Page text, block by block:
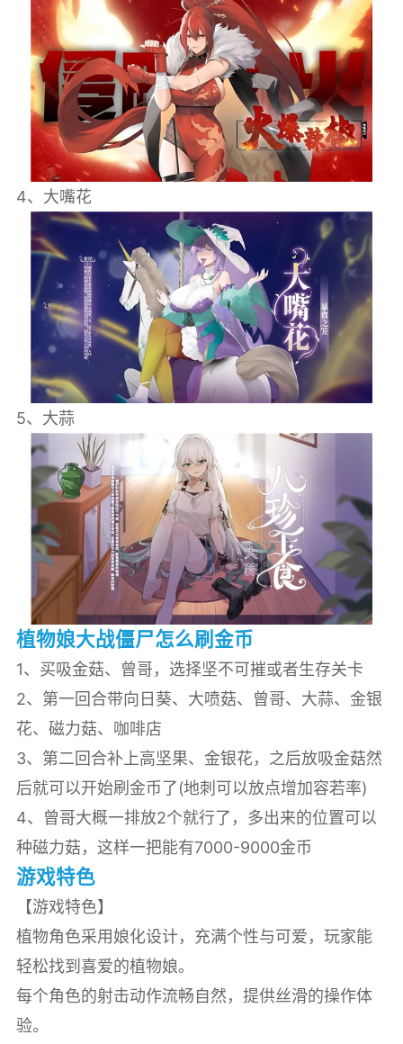
4、大嘴花
5、大蒜
植物娘大战僵尸怎么刷金币
1、买吸金菇、曾哥，选择坚不可摧或者生存关卡
2、第一回合带向日葵、大喷菇、曾哥、大蒜、金银
花、磁力菇、咖啡店
3、第二回合补上高坚果、金银花，之后放吸金菇然
后就可以开始刷金币了(地刺可以放点增加容若率)
4、曾哥大概一排放2个就行了，多出来的位置可以
种磁力菇，这样一把能有7000-9000金币
游戏特色
【游戏特色】
植物角色采用娘化设计，充满个性与可爱，玩家能
轻松找到喜爱的植物娘。
每个角色的射击动作流畅自然，提供丝滑的操作体
验。